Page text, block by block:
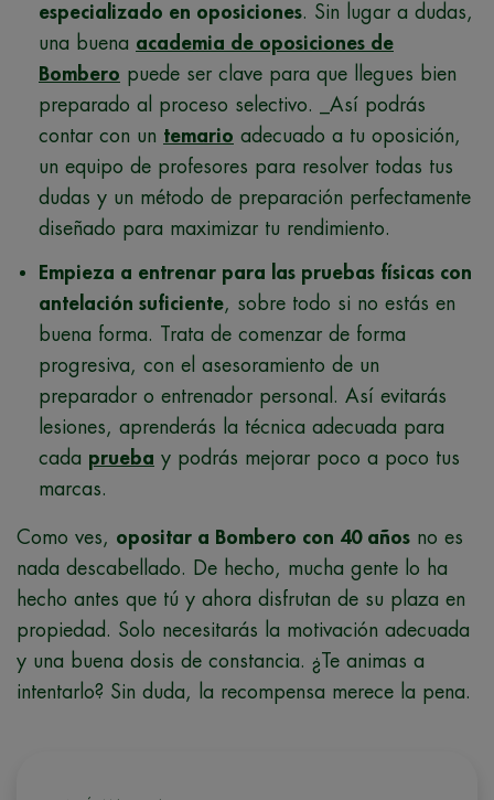
especializado en oposiciones. Sin lugar a dudas,
una buena academia de oposiciones de
Bombero puede ser clave para que llegues bien
preparado al proceso selectivo. _Así podrás
contar con un temario adecuado a tu oposición,
un equipo de profesores para resolver todas tus
dudas y un método de preparación perfectamente
diseñado para maximizar tu rendimiento.
Empieza a entrenar para las pruebas físicas con
antelación suficiente, sobre todo si no estás en
buena forma. Trata de comenzar de forma
progresiva, con el asesoramiento de un
preparador o entrenador personal. Así evitarás
lesiones, aprenderás la técnica adecuada para
cada prueba y podrás mejorar poco a poco tus
marcas.
Como ves, opositar a Bombero con 40 años no es
nada descabellado. De hecho, mucha gente lo ha
hecho antes que tú y ahora disfrutan de su plaza en
propiedad. Solo necesitarás la motivación adecuada
y una buena dosis de constancia. ¿Te animas a
intentarlo? Sin duda, la recompensa merece la pena.